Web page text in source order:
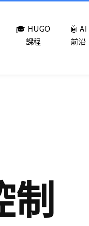
🎓 HUGO
課程
🤖 AI
前沿
制